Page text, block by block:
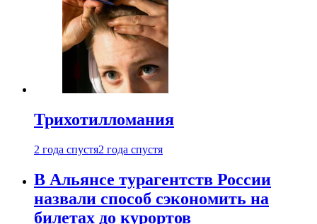
Трихотилломания
2 года спустя2 года спустя
В Альянсе турагентств России
назвали способ сэкономить на
билетах до курортов